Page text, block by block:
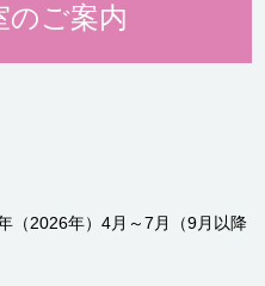
のご案内
（2026年）4月～7月（9月以降